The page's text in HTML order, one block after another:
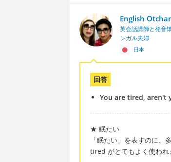
English
英会話講師と発音
ンガル夫婦
日本
回答
You are tired, aren't
★ 眠たい
「眠たい」を表すのに
tired がとてもよく使われ